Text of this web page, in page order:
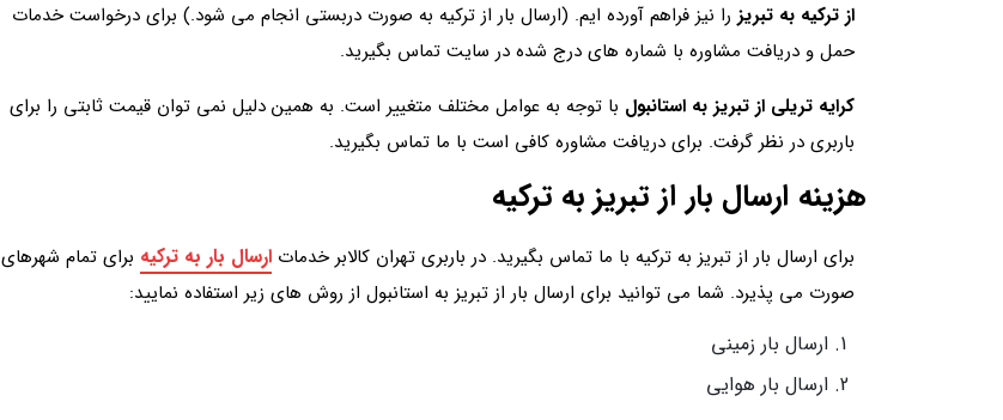
از ترکیه به تبریز را نیز فراهم آورده ایم. (ارسال بار از ترکیه به صورت دربستی انجام می شود.) برای درخواست خدمات
حمل و دریافت مشاوره با شماره های درج شده در سایت تماس بگیرید.
کرایه تریلی از تبریز به استانبول با توجه به عوامل مختلف متغییر است. به همین دلیل نمی توان قیمت ثابتی را برای
باربری در نظر گرفت. برای دریافت مشاوره کافی است با ما تماس بگیرید.
هزینه ارسال بار از تبریز به ترکیه
برای ارسال بار از تبریز به ترکیه با ما تماس بگیرید. در باربری تهران کالابر خدمات ارسال بار به ترکیه برای تمام شهرهای
صورت می پذیرد. شما می توانید برای ارسال بار از تبریز به استانبول از روش های زیر استفاده نمایید:
ارسال بار زمینی
ارسال بار هوایی